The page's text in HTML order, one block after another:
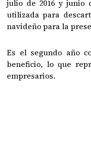
julio de 2016 y junio
utilizada para
navideño para la
Es el segundo año
beneficio, lo que
empresarios.